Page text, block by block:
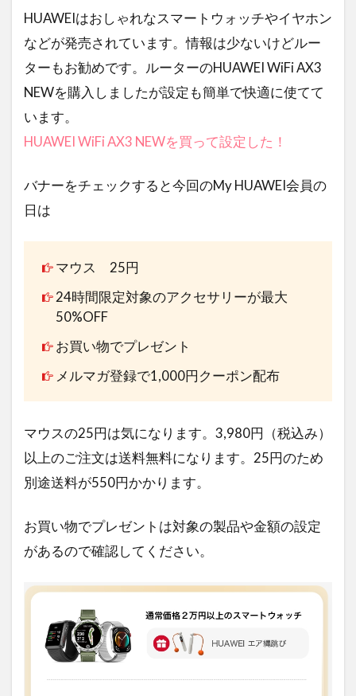
HUAWEIはおしゃれなスマートウォッチやイヤホン
などが発売されています。情報は少ないけどルー
ターもお勧めです。ルーターのHUAWEI WiFi AX3
NEWを購入しましたが設定も簡単で快適に使てて
います。
HUAWEI WiFi AX3 NEWを買って設定した！
バナーをチェックすると今回のMy HUAWEI会員の
日は
マウス 25円
24時間限定対象のアクセサリーが最大
50%OFF
お買い物でプレゼント
メルマガ登録で1,000円クーポン配布
マウスの25円は気になります。3,980円（税込み）
以上のご注文は送料無料になります。25円のため
別途送料が550円かかります。
お買い物でプレゼントは対象の製品や金額の設定
があるので確認してください。